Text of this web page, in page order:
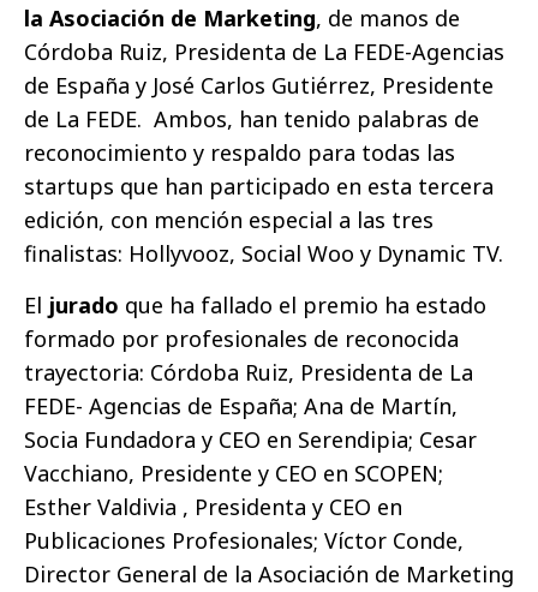
la Asociación de Marketing, de manos de
Córdoba Ruiz, Presidenta de La FEDE-Agencias
de España y José Carlos Gutiérrez, Presidente
de La FEDE. Ambos, han tenido palabras de
reconocimiento y respaldo para todas las
startups que han participado en esta tercera
edición, con mención especial a las tres
finalistas: Hollyvooz, Social Woo y Dynamic TV.
El jurado que ha fallado el premio ha estado
formado por profesionales de reconocida
trayectoria: Córdoba Ruiz, Presidenta de La
FEDE- Agencias de España; Ana de Martín,
Socia Fundadora y CEO en Serendipia; Cesar
Vacchiano, Presidente y CEO en SCOPEN;
Esther Valdivia , Presidenta y CEO en
Publicaciones Profesionales; Víctor Conde,
Director General de la Asociación de Marketing